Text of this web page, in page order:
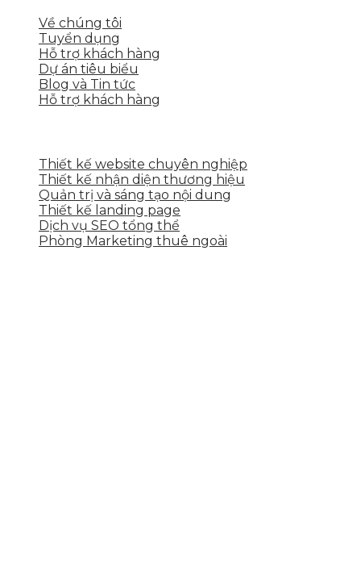
Về chúng tôi
Tuyển dụng
Hỗ trợ khách hàng
Dự án tiêu biểu
Blog và Tin tức
Hỗ trợ khách hàng
Thiết kế website chuyên nghiệp
Thiết kế nhận diện thương hiệu
Quản trị và sáng tạo nội dung
Thiết kế landing page
Dịch vụ SEO tổng thể
Phòng Marketing thuê ngoài